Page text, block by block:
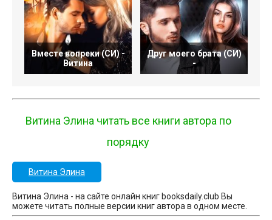
Вместе вопреки (СИ) -
Витина
Друг моего брата (СИ)
-
Витина Элина читать все книги автора по
порядку
Витина Элина
Витина Элина - на сайте онлайн книг booksdaily.club Вы
можете читать полные версии книг автора в одном месте.